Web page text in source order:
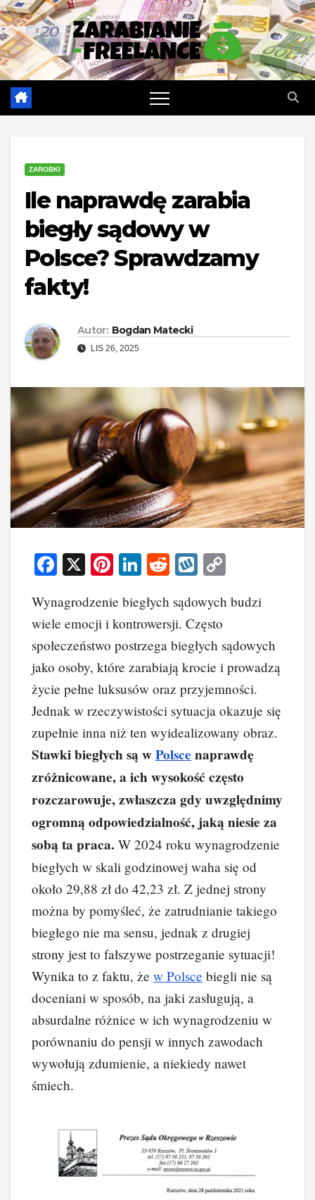
Skip
to
content
ZAROBKI
Ile naprawdę zarabia
biegły sądowy w
Polsce? Sprawdzamy
fakty!
Autor: Bogdan Matecki
LIS 26, 2025
F
c
e
b
o
o
k
X
Pi
er
e
st
Li
k
e
dI
n
R
d
di
t
W
o
p
p
Li
n
k
Wynagrodzenie biegłych sądowych budzi
wiele emocji i kontrowersji. Często
społeczeństwo postrzega biegłych sądowych
jako osoby, które zarabiają krocie i prowadzą
życie pełne luksusów oraz przyjemności.
Jednak w rzeczywistości sytuacja okazuje się
zupełnie inna niż ten wyidealizowany obraz.
Stawki biegłych są wPolsce naprawdę
zróżnicowane, a ich wysokość często
rozczarowuje, zwłaszcza gdy uwzględnimy
ogromną odpowiedzialność, jaką niesie za
sobą ta praca. W 2024 roku wynagrodzenie
biegłych w skali godzinowej waha się od
około 29,88 zł do 42,23 zł. Z jednej strony
można by pomyśleć, że zatrudnianie takiego
biegłego nie ma sensu, jednak z drugiej
strony jest to fałszywe postrzeganie sytuacji!
Wynika to z faktu, że w Polsce biegli nie są
doceniani w sposób, na jaki zasługują, a
absurdalne różnice w ich wynagrodzeniu w
porównaniu do pensji w innych zawodach
wywołują zdumienie, a niekiedy nawet
śmiech.